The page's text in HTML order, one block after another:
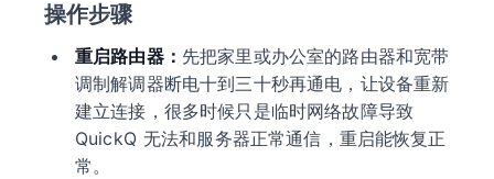
操作步骤
重启路由器： 先把家里或办公室的路由器和宽带
调制解调器断电十到三十秒再通电，让设备重新
建立连接，很多时候只是临时网络故障导致
QuickQ 无法和服务器正常通信，重启能恢复正
常。